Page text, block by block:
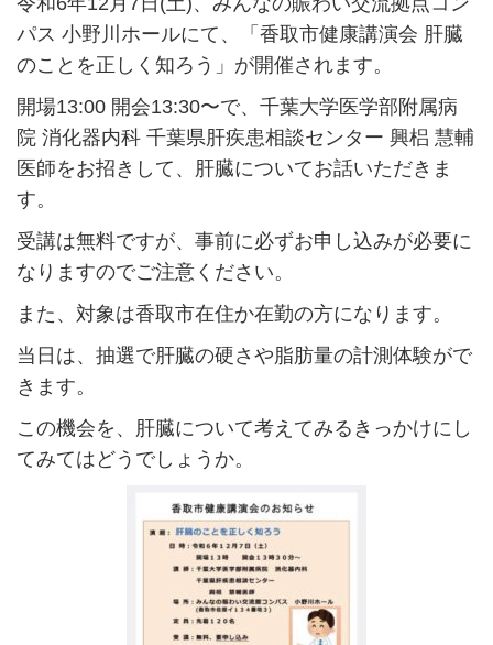
パス 小野川ホールにて、「香取市健康講演会 肝臓
のことを正しく知ろう」が開催されます。
開場13:00 開会13:30〜で、千葉大学医学部附属病
院 消化器内科 千葉県肝疾患相談センター 興梠 慧輔
医師をお招きして、肝臓についてお話いただきま
す。
受講は無料ですが、事前に必ずお申し込みが必要に
なりますのでご注意ください。
また、対象は香取市在住か在勤の方になります。
当日は、抽選で肝臓の硬さや脂肪量の計測体験がで
きます。
この機会を、肝臓について考えてみるきっかけにし
てみてはどうでしょうか。